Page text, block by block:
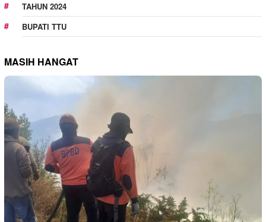
TAHUN 2024
BUPATI TTU
MASIH HANGAT